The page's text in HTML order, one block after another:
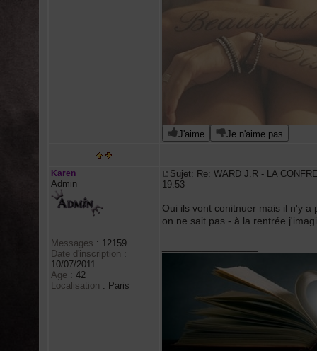
J'aime Je n'aime pas
Karen
Admin
Messages : 12159
Date d'inscription :
10/07/2011
Age : 42
Localisation : Paris
Sujet: Re: WARD J.R - LA
19:53
Oui ils vont conitnuer mais il n'y
on ne sait pas - à la rentrée